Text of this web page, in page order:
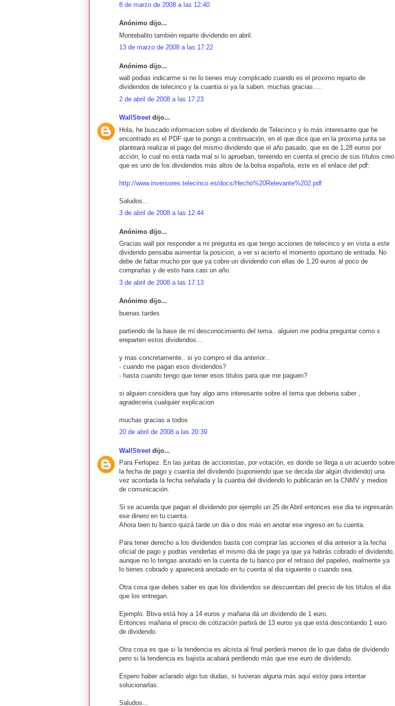
8 de marzo de 2008 a las 12:40
Anónimo dijo...
Montebalito también reparte dividendo en abril.
13 de marzo de 2008 a las 17:22
Anónimo dijo...
wall podias indicarme si no lo tienes muy complicado cuando es el proximo reparto de
dividendos de telecinco y la cuantia si ya la saben. muchas gracias.....
2 de abril de 2008 a las 17:23
WallStreetdijo...
Hola, he buscado informacion sobre el dividendo de Telecinco y lo más interesante que he
encontrado es el PDF que te pongo a continuación, en el que dice que en la proxima junta se
planteará realizar el pago del mismo dividendo que el año pasado, que es de 1,28 euros por
acción, lo cual no está nada mal si lo aprueban, teniendo en cuenta el precio de sus títulos creo
que es uno de los dividendos más altos de la bolsa española, este es el enlace del pdf:
http://www.inversores.telecinco.es/docs/Hecho%20Relevante%202.pdf
Saludos...
3 de abril de 2008 a las 12:44
Anónimo dijo...
Gracias wall por responder a mi pregunta es que tengo acciones de telecinco y en vista a este
dividendo pensaba aumentar la posicion, a ver si acierto el momento oportuno de entrada. No
debe de faltar mucho por que ya cobre un dividendo con ellas de 1,20 euros al poco de
comprarlas y de esto hara casi un año.
3 de abril de 2008 a las 17:13
Anónimo dijo...
buenas tardes
partiendo de la base de mi desconocimiento del tema.. alguien me podria preguntar como s
ereparten estos dividendos...
y mas concretamente.. si yo compro el dia anterior...
- cuando me pagan esos dividendos?
- hasta cuando tengo que tener esos titulos para que me paguen?
si alguien considera que hay algo ams interesante sobre el tema que deberia saber ,
agradeceria cualquier explicacion
muchas gracias a todos
20 de abril de 2008 a las 20:39
WallStreetdijo...
Para Ferlopez. En las juntas de accionistas, por votación, es donde se llega a un acuerdo sobre
la fecha de pago y cuantia del dividendo (suponiendo que se decida dar algún dividendo) una
vez acordada la fecha señalada y la cuantia del dividendo lo publicarán en la CNMV y medios
de comunicación.
Si se acuerda que pagan el dividendo por ejemplo un 25 de Abril entonces ese dia te ingresarán
ese dinero en tu cuenta.
Ahora bien tu banco quizá tarde un dia o dos más en anotar ese ingreso en tu cuenta.
Para tener derecho a los dividendos basta con comprar las acciones el dia anterior a la fecha
oficial de pago y podras venderlas el mismo dia de pago ya que ya habrás cobrado el dividendo,
aunque no lo tengas anotado en la cuenta de tu banco por el retraso del papeleo, realmente ya
lo tienes cobrado y aparecerá anotado en tu cuenta al dia siguiente o cuando sea.
Otra cosa que debes saber es que los dividendos se descuentan del precio de los titulos el dia
que los entregan.
Ejemplo. Bbva está hoy a 14 euros y mañana dá un dividendo de 1 euro.
Entonces mañana el precio de cotización partirá de 13 euros ya que está descontando 1 euro
de dividendo.
Otra cosa es que si la tendencia es alcista al final perderá menos de lo que daba de dividendo
pero si la tendencia es bajista acabará perdiendo más que ese euro de dividendo.
Espero haber aclarado algo tus dudas, si tuvieras alguna más aquí estoy para intentar
solucionarlas.
Saludos...